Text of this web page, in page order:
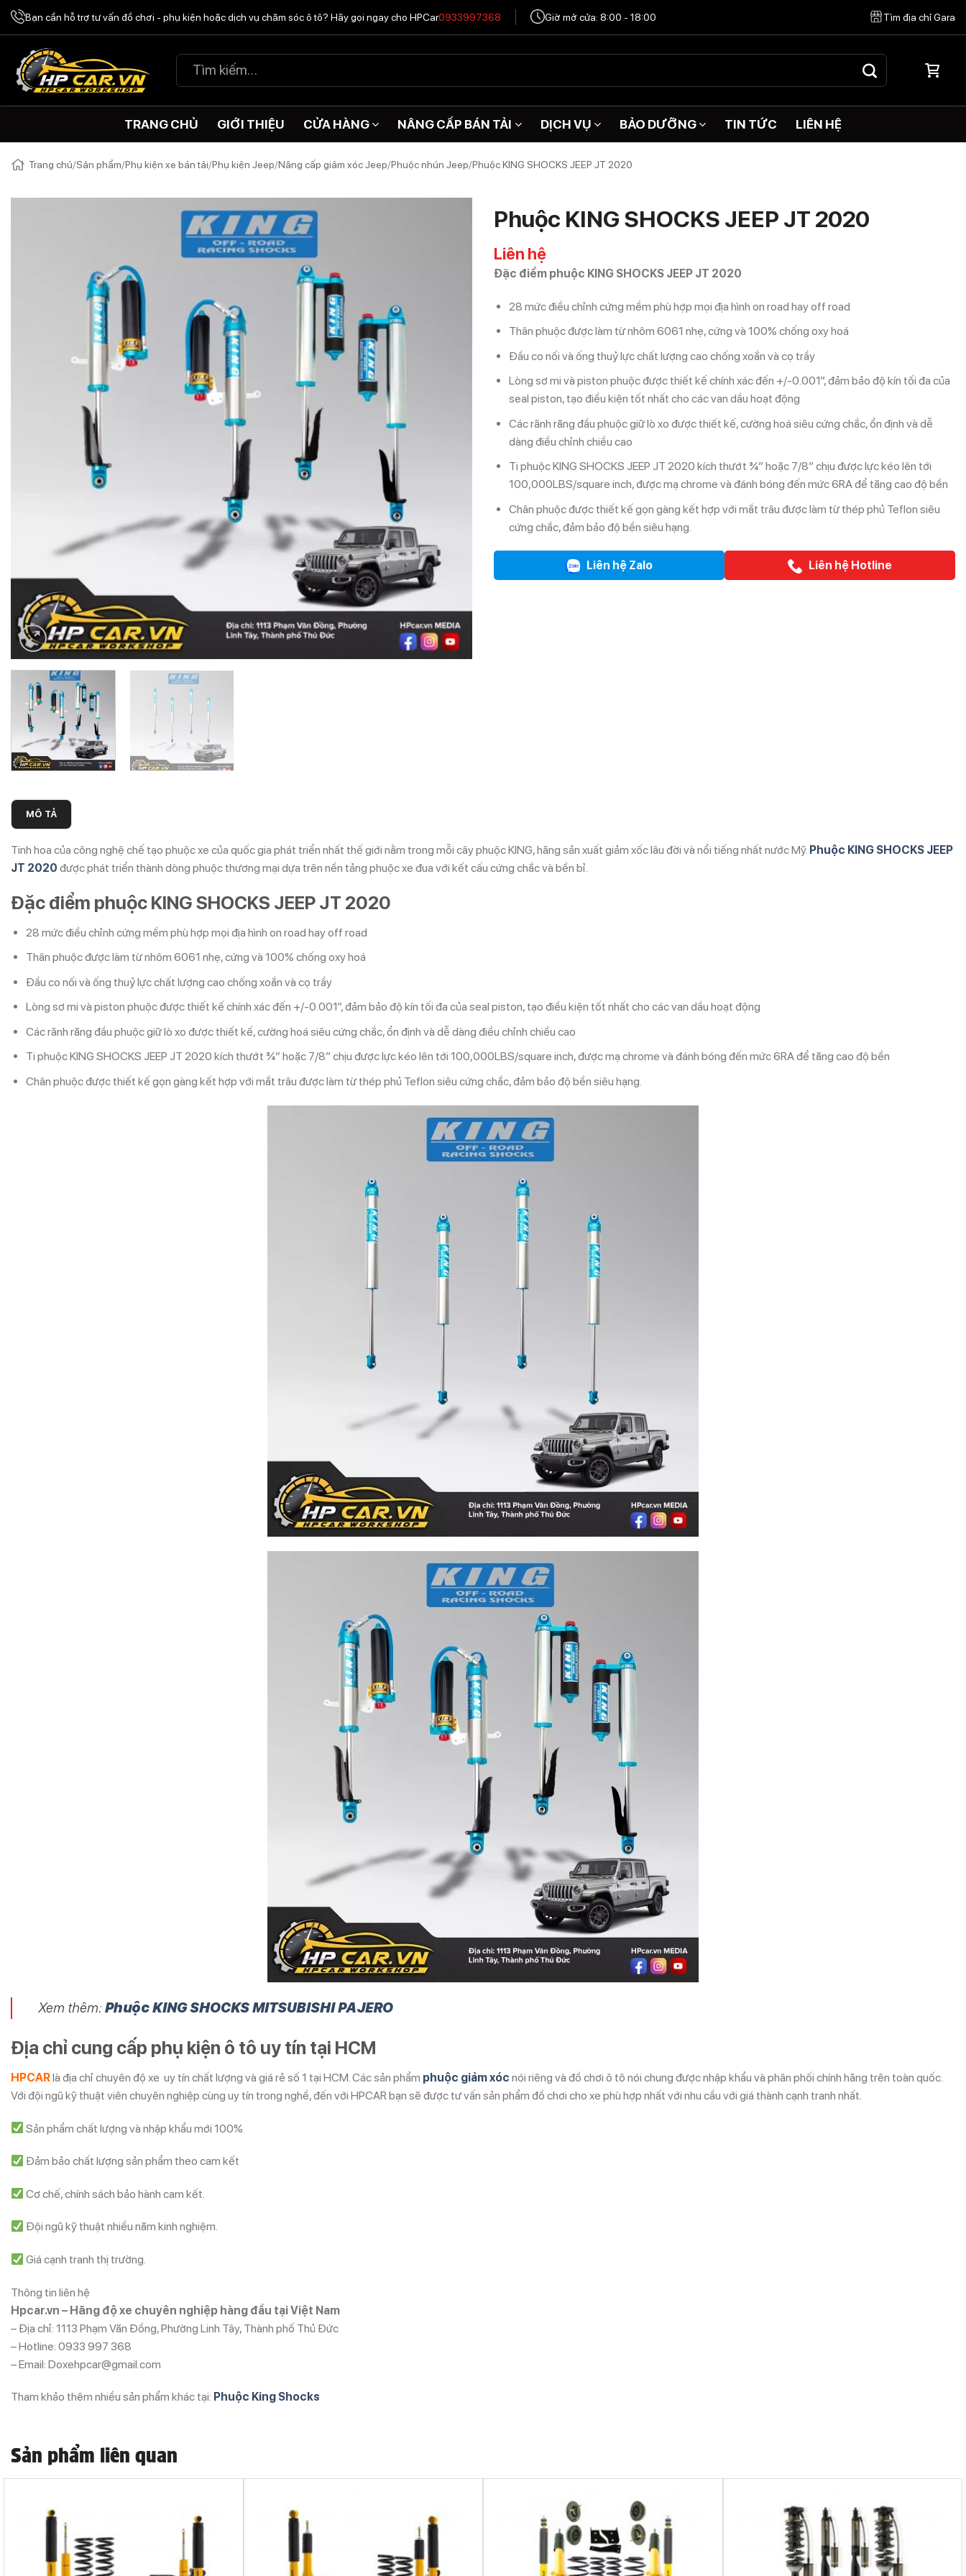
Chuyển
đến
dung
Bạn cần hỗ trợ tư vấn đồ chơi - phụ kiện hoặc dịch vụ chăm sóc ô tô? Hãy gọi ngay cho HPCar0933997368 Giờ mở cửa: 8:00 - 18:00 Tìm địa chỉ Gara
Tìm
kiếm:
TRANG CHỦ GIỚI THIỆU CỬA HÀNG NÂNG CẤP BÁN TẢI DỊCH VỤ BẢO DƯỠNG TIN TỨC LIÊN HỆ
Trang chủ/Sản phẩm/Phụ kiện xe bán tải/Phụ kiện Jeep/Nâng cấp giảm xóc Jeep/Phuộc nhún Jeep/Phuộc KING SHOCKS JEEP JT 2020
Phuộc KING SHOCKS JEEP JT 2020
Liên hệ
Đặc điểm phuộc KING SHOCKS JEEP JT 2020
28 mức điều chỉnh cứng mềm phù hợp mọi địa hình on road hay off road
Thân phuộc được làm từ nhôm 6061 nhẹ, cứng và 100% chống oxy hoá
Đầu co nối và ống thuỷ lực chất lượng cao chống xoắn và cọ trầy
Lòng sơ mi và piston phuộc được thiết kế chính xác đến +/-0.001”, đảm bảo độ kín tối đa của
seal piston, tạo điều kiện tốt nhất cho các van dầu hoạt động
Các rãnh răng đầu phuộc giữ lò xo được thiết kế, cường hoá siêu cứng chắc, ổn định và dễ
dàng điều chỉnh chiều cao
Ti phuộc KING SHOCKS JEEP JT 2020 kích thướt ¾” hoặc 7/8” chịu được lực kéo lên tới
100,000LBS/square inch, được mạ chrome và đánh bóng đến mức 6RA để tăng cao độ bền
Chân phuộc được thiết kế gọn gàng kết hợp với mắt trâu được làm từ thép phủ Teflon siêu
cứng chắc, đảm bảo độ bền siêu hạng.
Liên hệ Zalo Liên hệ Hotline
MÔ TẢ
Tinh hoa của công nghệ chế tạo phuộc xe của quốc gia phát triển nhất thế giới nằm trong mỗi cây phuộc KING, hãng sản xuất giảm xốc lâu đời và nổi tiếng nhất nước Mỹ. Phuộc KING SHOCKS JEEP
JT 2020 được phát triển thành dòng phuộc thương mại dựa trên nền tảng phuộc xe đua với kết cấu cứng chắc và bền bỉ.
Đặc điểm phuộc KING SHOCKS JEEP JT 2020
28 mức điều chỉnh cứng mềm phù hợp mọi địa hình on road hay off road
Thân phuộc được làm từ nhôm 6061 nhẹ, cứng và 100% chống oxy hoá
Đầu co nối và ống thuỷ lực chất lượng cao chống xoắn và cọ trầy
Lòng sơ mi và piston phuộc được thiết kế chính xác đến +/-0.001”, đảm bảo độ kín tối đa của seal piston, tạo điều kiện tốt nhất cho các van dầu hoạt động
Các rãnh răng đầu phuộc giữ lò xo được thiết kế, cường hoá siêu cứng chắc, ổn định và dễ dàng điều chỉnh chiều cao
Ti phuộc KING SHOCKS JEEP JT 2020 kích thướt ¾” hoặc 7/8” chịu được lực kéo lên tới 100,000LBS/square inch, được mạ chrome và đánh bóng đến mức 6RA để tăng cao độ bền
Chân phuộc được thiết kế gọn gàng kết hợp với mắt trâu được làm từ thép phủ Teflon siêu cứng chắc, đảm bảo độ bền siêu hạng.
Xem thêm: Phuộc KING SHOCKS MITSUBISHI PAJERO
Địa chỉ cung cấp phụ kiện ô tô uy tín tại HCM
HPCARlà địa chỉ chuyên độ xe uy tín chất lượng và giá rẻ số 1 tại HCM. Các sản phẩm phuộc giảm xóc nói riêng và đồ chơi ô tô nói chung được nhập khẩu và phân phối chính hãng trên toàn quốc.
Với đội ngũ kỹ thuật viên chuyên nghiệp cùng uy tín trong nghề, đến với HPCAR bạn sẽ được tư vấn sản phẩm đồ chơi cho xe phù hợp nhất với nhu cầu với giá thành cạnh tranh nhất.
Sản phẩm chất lượng và nhập khẩu mới 100%
Đảm bảo chất lượng sản phẩm theo cam kết
Cơ chế, chính sách bảo hành cam kết.
Đội ngũ kỹ thuật nhiều năm kinh nghiệm.
Giá cạnh tranh thị trường.
Thông tin liên hệ
Hpcar.vn – Hãng độ xe chuyên nghiệp hàng đầu tại Việt Nam
– Địa chỉ: 1113 Phạm Văn Đồng, Phường Linh Tây, Thành phố Thủ Đức
– Hotline: 0933 997 368
– Email: Doxehpcar@gmail.com
Tham khảo thêm nhiều sản phẩm khác tại: Phuộc King Shocks
Sản phẩm liên quan